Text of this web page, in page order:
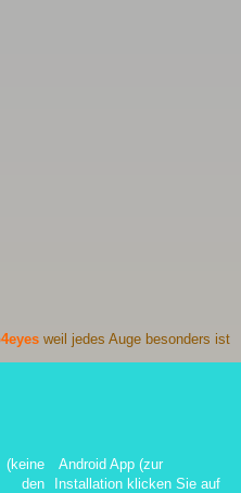
weil jedes Auge besonders ist
den
Android App (zur
Installation klicken Sie auf